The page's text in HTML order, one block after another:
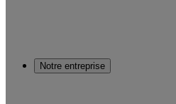
Notre entreprise